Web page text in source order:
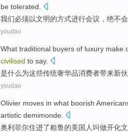
be tolerated.
我们必须以文明的方式进行会议 ， 绝不会
youdao
What traditional buyers of luxury make
civilised to say.
是什么为这些传统奢华品消费者带来新
youdao
Olivier moves in what boorish
artistic demimonde.
奥利 菲尔住进了粗鲁的美国人 叫做开化